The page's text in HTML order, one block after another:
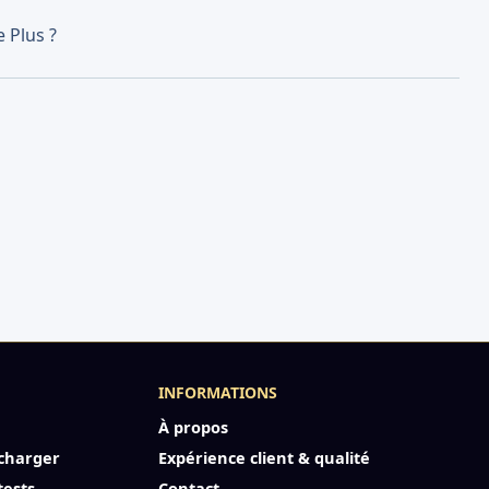
Plus ?
INFORMATIONS
À propos
Expérience client & qualité